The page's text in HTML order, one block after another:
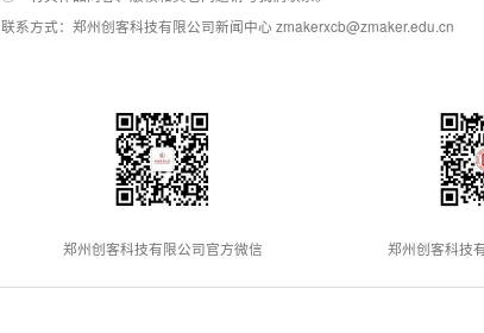
联系方式：郑州创客科技有限公司新闻中心 zmakerxcb@zmaker.edu.cn
郑州创客科技有限公司官方微信 郑州创客科技